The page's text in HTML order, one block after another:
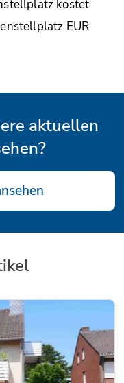
kostet
EUR
aktuellen